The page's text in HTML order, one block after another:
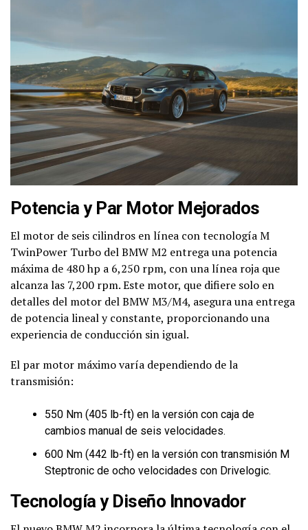
Potencia y Par Motor Mejorados
El motor de seis cilindros en línea con tecnología M
TwinPower Turbo del BMW M2 entrega una potencia
máxima de 480 hp a 6,250 rpm, con una línea roja que
alcanza las 7,200 rpm. Este motor, que difiere solo en
detalles del motor del BMW M3/M4, asegura una entrega
de potencia lineal y constante, proporcionando una
experiencia de conducción sin igual.
El par motor máximo varía dependiendo de la
transmisión:
550 Nm (405 lb-ft) en la versión con caja de
cambios manual de seis velocidades.
600 Nm (442 lb-ft) en la versión con transmisión M
Steptronic de ocho velocidades con Drivelogic.
Tecnología y Diseño Innovador